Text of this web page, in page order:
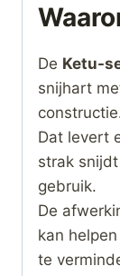
De Ketu-
snijhart
Dat levert
strak
gebruik.
De
kan
te